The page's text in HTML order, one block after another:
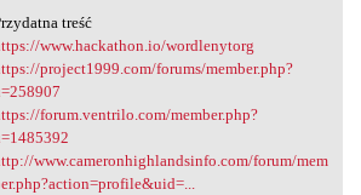
treść
treść
www.hackathon.io/wordlenytorg
project1999.com/forums/member.php?
forum.ventrilo.com/member.php?
www.cameronhighlandsinfo.com/forum/mem